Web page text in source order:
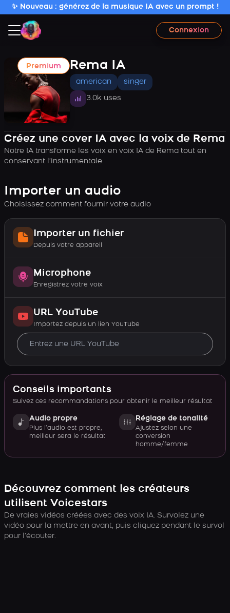
✨ Nouveau : générez de la musique IA avec un prompt !
Connexion
Premium Rema IA
american singer
3.0k uses
Créez une cover IA avec la voix de Rema
Notre IA transforme les voix en voix IA de Rema tout en
conservant l’instrumentale.
Importer un audio
Choisissez comment fournir votre audio
Importer un fichier
Depuis votre appareil
Microphone
Enregistrez votre voix
URL YouTube
Importez depuis un lien YouTube
Conseils importants
Suivez ces recommandations pour obtenir le meilleur résultat
Audio propre
Plus l’audio est propre,
meilleur sera le résultat
Réglage de tonalité
Ajustez selon une
conversion
homme/femme
Découvrez comment les créateurs
utilisent Voicestars
De vraies vidéos créées avec des voix IA. Survolez une
vidéo pour la mettre en avant, puis cliquez pendant le survol
pour l’écouter.